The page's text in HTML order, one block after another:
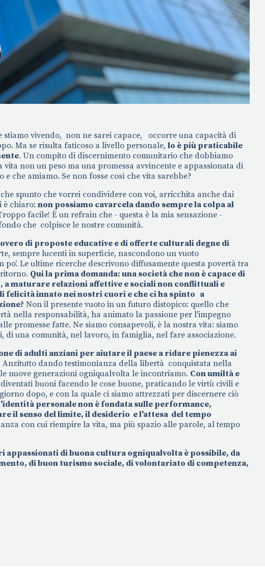
vivendo, non ne sarei capace, occorre una capacità di
Ma se risulta faticoso a livello personale, lo è più praticabile
. Un compito di discernimento comunitario che dobbiamo
non un peso ma una promessa avvincente e appassionata di
che amiamo. Se non fosse così che vita sarebbe?
spunto che vorrei condividere con voi, arricchita anche dai
è chiaro: non possiamo cavarcela dando sempre la colpa al
facile! È un refrain che - questa è la mia sensazione -
che colpisce le nostre comunità.
di proposte educative e di offerte culturali degne di
sempre lucenti in superficie, nascondono un vuoto
Le ultime ricerche descrivono diffusamente questa povertà tra
Qui la prima domanda: una società che non è capace di
maturare relazioni affettive e sociali non conflittuali e
felicità innato nei nostri cuori e che ci ha spinto a
Non il presente vuoto in un futuro distopico: quello che
nella responsabilità, ha animato la passione per l'impegno
promesse fatte. Ne siamo consapevoli, è la nostra vita: siamo
di una comunità, nel lavoro, in famiglia, nel fare associazione.
di adulti anziani per aiutare il paese a ridare pienezza ai
Anzitutto dando testimonianza della libertà conquistata nella
nuove generazioni ogniqualvolta le incontriamo. Con umiltà e
buoni facendo le cose buone, praticando le virtù civili e
dopo, e con la quale ci siamo attrezzati per discernere ciò
personale non è fondata sulle performance,
il senso del limite, il desiderio e l'attesa del tempo
con cui riempire la vita, ma più spazio alle parole, al tempo
appassionati di buona cultura ogniqualvolta è possibile, da
di buon turismo sociale, di volontariato di competenza,